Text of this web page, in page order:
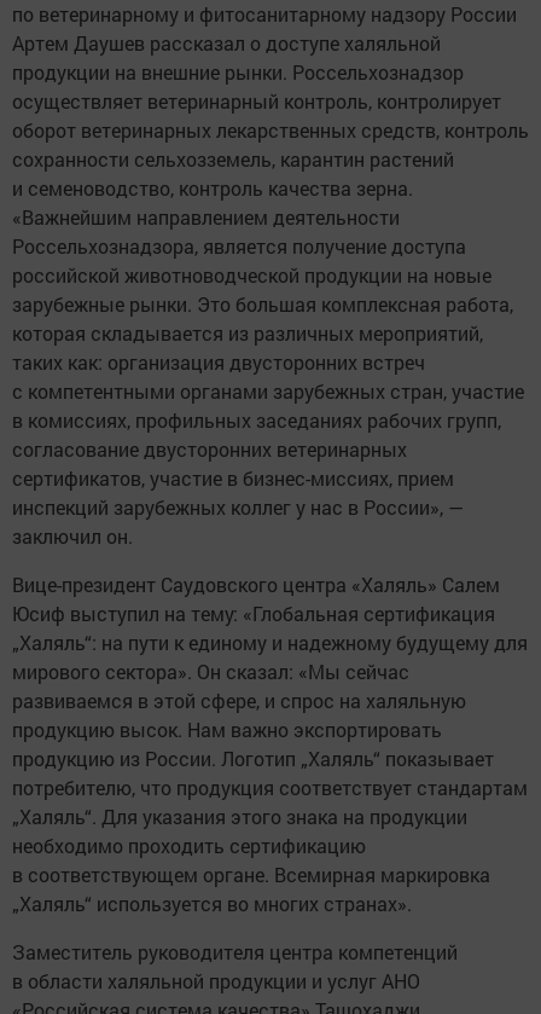
по ветеринарному и фитосанитарному надзору России
Артем Даушев рассказал о доступе халяльной
продукции на внешние рынки. Россельхознадзор
осуществляет ветеринарный контроль, контролирует
оборот ветеринарных лекарственных средств, контроль
сохранности сельхозземель, карантин растений
и семеноводство, контроль качества зерна.
«Важнейшим направлением деятельности
Россельхознадзора, является получение доступа
российской животноводческой продукции на новые
зарубежные рынки. Это большая комплексная работа,
которая складывается из различных мероприятий,
таких как: организация двусторонних встреч
с компетентными органами зарубежных стран, участие
в комиссиях, профильных заседаниях рабочих групп,
согласование двусторонних ветеринарных
сертификатов, участие в бизнес-миссиях, прием
инспекций зарубежных коллег у нас в России», —
заключил он.
Вице-президент Саудовского центра «Халяль» Салем
Юсиф выступил на тему: «Глобальная сертификация
„Халяль“: на пути к единому и надежному будущему для
мирового сектора». Он сказал: «Мы сейчас
развиваемся в этой сфере, и спрос на халяльную
продукцию высок. Нам важно экспортировать
продукцию из России. Логотип „Халяль“ показывает
потребителю, что продукция соответствует стандартам
„Халяль“. Для указания этого знака на продукции
необходимо проходить сертификацию
в соответствующем органе. Всемирная маркировка
„Халяль“ используется во многих странах».
Заместитель руководителя центра компетенций
в области халяльной продукции и услуг АНО